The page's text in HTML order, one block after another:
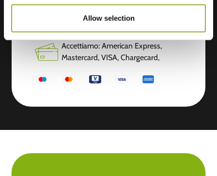
Allow selection
Informazioni aggiuntive
Accettiamo: American Express,
Mastercard, VISA, Chargecard,